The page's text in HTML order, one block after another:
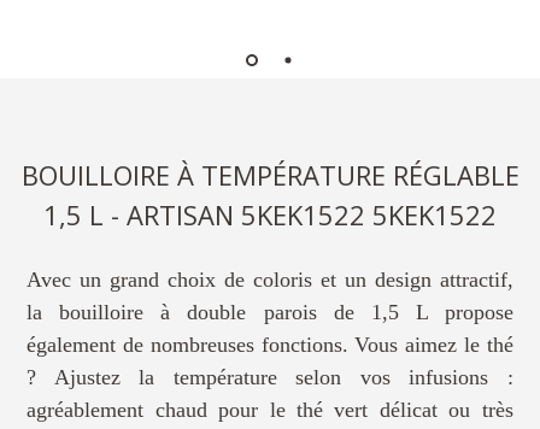
BOUILLOIRE À TEMPÉRATURE RÉGLABLE
1,5 L - ARTISAN 5KEK1522 5KEK1522
Avec un grand choix de coloris et un design attractif,
la bouilloire à double parois de 1,5 L propose
également de nombreuses fonctions. Vous aimez le thé
? Ajustez la température selon vos infusions :
agréablement chaud pour le thé vert délicat ou très